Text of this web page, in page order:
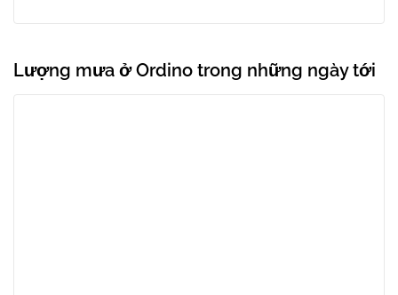
Lượng mưa ở Ordino trong những ngày tới